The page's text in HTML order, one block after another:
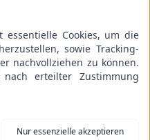
essentielle Cookies, um die
sowie Tracking-
nachvollziehen zu können.
nach erteilter Zustimmung
Nur essenzielle akzeptieren